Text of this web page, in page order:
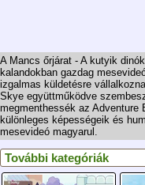
A Mancs őrjárat - A kutyik
kalandokban gazdag
izgalmas küldetésre
Skye együttműködve
megmenthessék az
különleges képességeik és
mesevideó magyarul.
További kategóriák